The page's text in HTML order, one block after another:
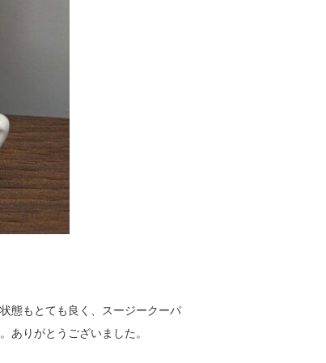
態もとても良く、スージークーパ
ありがとうございました。